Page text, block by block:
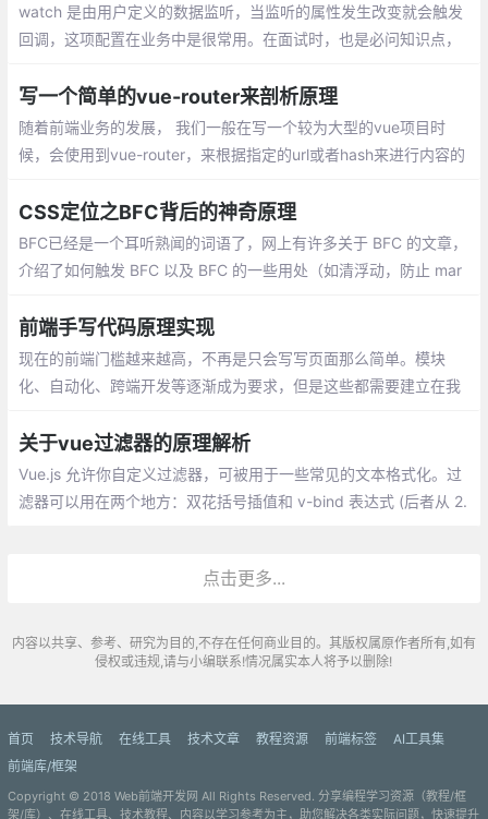
watch 是由用户定义的数据监听，当监听的属性发生改变就会触发
回调，这项配置在业务中是很常用。在面试时，也是必问知识点，
写一个简单的vue-router来剖析原理
随着前端业务的发展， 我们一般在写一个较为大型的vue项目时
候，会使用到vue-router，来根据指定的url或者hash来进行内容的
够减少像服务器发送的请求
CSS定位之BFC背后的神奇原理
BFC已经是一个耳听熟闻的词语了，网上有许多关于 BFC 的文章，
介绍了如何触发 BFC 以及 BFC 的一些用处（如清浮动，防止 mar
渲染区域，只有Block-level box参与
前端手写代码原理实现
现在的前端门槛越来越高，不再是只会写写页面那么简单。模块
化、自动化、跨端开发等逐渐成为要求，但是这些都需要建立在我
快速适应市场的变化。下面介绍一些常用的源码实现
关于vue过滤器的原理解析
Vue.js 允许你自定义过滤器，可被用于一些常见的文本格式化。过
滤器可以用在两个地方：双花括号插值和 v-bind 表达式 (后者从 2.
点击更多...
内容以共享、参考、研究为目的,不存在任何商业目的。其版权属原作者所有,如有
侵权或违规,请与小编联系!情况属实本人将予以删除!
首页 技术导航 在线工具 技术文章 教程资源 前端标签
AI工具集
前端库/框架